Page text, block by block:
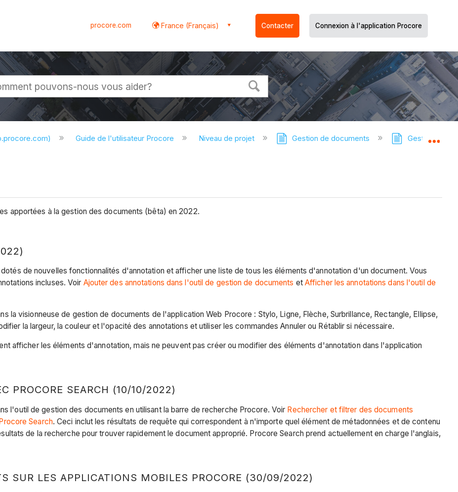
procore.com France (Français) Contacter Connexion à l'application Procore
globale Guide de l'utilisateur Procore Niveau de projet Gestion de documents Gestion des
apportées à la gestion des documents (bêta) en 2022.
de nouvelles fonctionnalités d'annotation et afficher une liste de tous les éléments d'annotation d'un document. Vous
incluses. Voir Ajouter des annotations dans l'outil de gestion de documents et Afficher les annotations dans l'outil de
la visionneuse de gestion de documents de l'application Web Procore : Stylo, Ligne, Flèche, Surbrillance, Rectangle, Ellipse,
la largeur, la couleur et l'opacité des annotations et utiliser les commandes Annuler ou Rétablir si nécessaire.
afficher les éléments d'annotation, mais ne peuvent pas créer ou modifier des éléments d'annotation dans l'application
PROCORE SEARCH (10/10/2022)
l'outil de gestion des documents en utilisant la barre de recherche Procore. Voir Rechercher et filtrer des documents
Search. Ceci inclut les résultats de requête qui correspondent à n'importe quel élément de métadonnées et de contenu
de la recherche pour trouver rapidement le document approprié. Procore Search prend actuellement en charge l'anglais,
SUR LES APPLICATIONS MOBILES PROCORE (30/09/2022)